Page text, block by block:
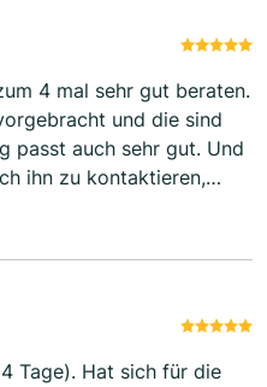
4 mal sehr gut beraten.
und die sind
passt auch sehr gut. Und
ihn zu kontaktieren,
toller Urlaub.
Tage). Hat sich für die